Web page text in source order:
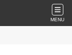
MENU